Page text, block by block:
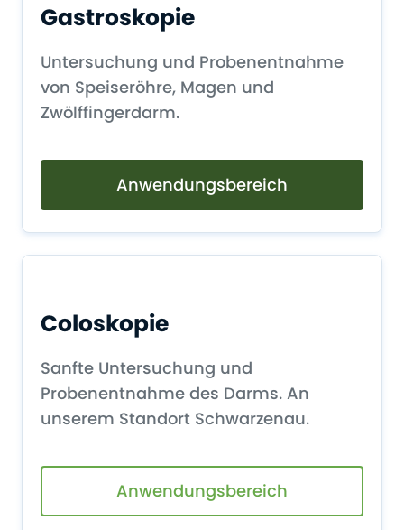
Gastroskopie
Untersuchung und Probenentnahme
von Speiseröhre, Magen und
Zwölffingerdarm.
Anwendungsbereich
Coloskopie
Sanfte Untersuchung und
Probenentnahme des Darms. An
unserem Standort Schwarzenau.
Anwendungsbereich